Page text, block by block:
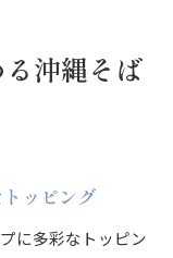
沖縄そば
ッピング
に多彩なトッピン